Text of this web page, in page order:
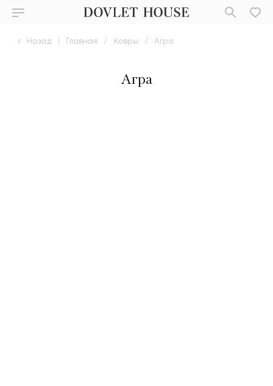
Назад | Главная / Ковры / Агра
Агра